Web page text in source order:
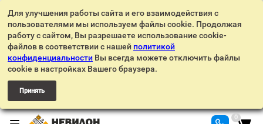
Для улучшения работы сайта и его взаимодействия с
пользователями мы используем файлы cookie. Продолжая
работу с сайтом, Вы разрешаете использование cookie-
файлов в соответствии с нашей политикой
конфиденциальности Вы всегда можете отключить файлы
cookie в настройках Вашего браузера.
Принять
0